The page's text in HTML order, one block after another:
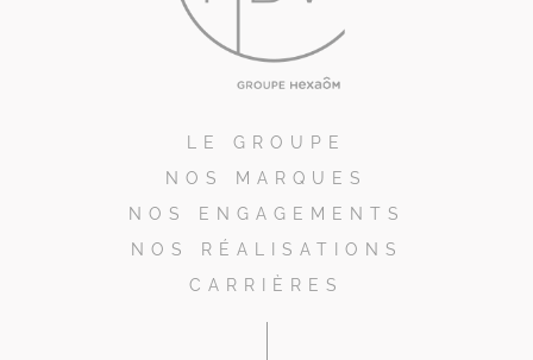
LE GROUPE
NOS MARQUES
NOS ENGAGEMENTS
NOS RÉALISATIONS
CARRIÈRES